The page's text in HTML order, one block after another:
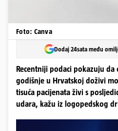
Foto: Canva
Dodaj 24sata među
Recentniji podaci pokazuju da
godišnje u Hrvatskoj doživi
tisuća pacijenata živi s
udara, kažu iz logopedskog